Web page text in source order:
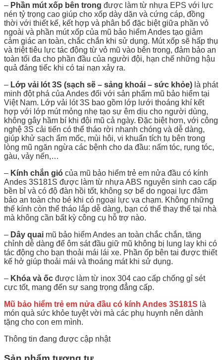
– Phần mút xốp bên trong được làm từ nhựa EPS với lực
nén tỷ trọng cao giúp cho xốp dày dặn và cứng cáp, đồng
thời với thiết kế, kết hợp và phân bố đặc biệt giữa phần vỏ
ngoài và phần mút xốp của mũ bảo hiểm Andes tạo giảm
cảm giác an toàn, chắc chắn khi sử dụng. Mút xốp sẽ hấp thụ
và triệt tiêu lực tác động từ vỏ mũ vào bên trong, đảm bảo an
toàn tối đa cho phần đầu của người đội, hạn chế những hậu
quả đáng tiếc khi có tai nạn xảy ra.
– Lớp vải lót 3S (sạch sẽ – sảng khoái – sức khỏe) là phát
minh đột phá của Andes đối với sản phẩm mũ bảo hiểm tại
Việt Nam. Lớp vải lót 3S bao gồm lớp lưới thoáng khí kết
hợp với lớp mút mỏng nhẹ tạo sự êm dịu cho người dùng,
không gây hầm bí khi đội mũ cả ngày. Đặc biệt hơn, với công
nghệ 3S cải tiến có thể tháo rời nhanh chóng và dễ dàng,
giúp khử sạch ẩm mốc, mùi hôi, vi khuẩn tích tụ bên trong
lòng mũ ngăn ngừa các bệnh cho da đầu: nấm tóc, rụng tóc,
gàu, vảy nến,…
– Kính chắn gió của mũ bảo hiểm trẻ em nửa đầu có kính
Andes 3S181S được làm từ nhựa ABS nguyên sinh cao cấp
bền bỉ và có độ đàn hồi tốt, không sợ bể do ngoại lực đảm
bảo an toàn cho bé khi có ngoại lực va chạm. Không những
thế kính còn thể tháo lắp dễ dàng, bạn có thể thay thế tại nhà
mà không cần bất kỳ công cụ hỗ trợ nào.
– Dây quai mũ bảo hiểm Andes an toàn chắc chắn, tăng
chỉnh dễ dàng để ôm sát đầu giữ mũ không bị lung lay khi có
tác động cho bạn thoải mái lái xe. Phần ốp bên tai được thiết
kế hở giúp thoải mái và thoáng mát khi sử dụng.
– Khóa và ốc được làm từ inox 304 cao cấp chống gỉ sét
cực tốt, mang đến sự sang trọng đẳng cấp.
Mũ bảo hiểm trẻ em nửa đầu có kính Andes 3S181S là
món quà sức khỏe tuyệt vời mà các phụ huynh nên dành
tặng cho con em mình.
Thông tin đang được cập nhật